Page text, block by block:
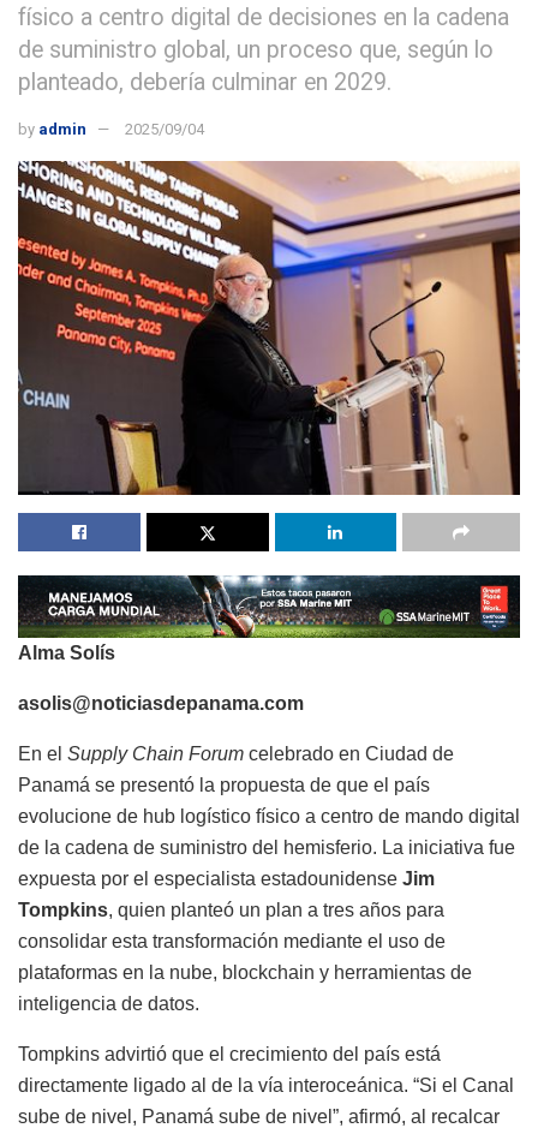
físico a centro digital de decisiones en la cadena
de suministro global, un proceso que, según lo
planteado, debería culminar en 2029.
by admin 2025/09/04
Alma Solís
asolis@noticiasdepanama.com
En el Supply Chain Forum celebrado en Ciudad de
Panamá se presentó la propuesta de que el país
evolucione de hub logístico físico a centro de mando digital
de la cadena de suministro del hemisferio. La iniciativa fue
expuesta por el especialista estadounidense Jim
Tompkins, quien planteó un plan a tres años para
consolidar esta transformación mediante el uso de
plataformas en la nube, blockchain y herramientas de
inteligencia de datos.
Tompkins advirtió que el crecimiento del país está
directamente ligado al de la vía interoceánica. “Si el Canal
sube de nivel, Panamá sube de nivel”, afirmó, al recalcar